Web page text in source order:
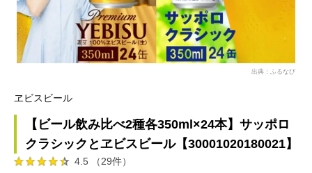
出典：ふるなび
ヱビスビール
【ビール飲み比べ2種各350ml×24本】サッポロ
クラシックとヱビスビール【30001020180021】
4.5 （29件）